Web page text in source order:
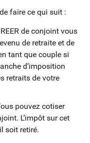
faire ce qui suit :
de conjoint vous
de retraite et de
tant que couple si
d’imposition
retraits de votre
pouvez cotiser
L’impôt sur cet
soit retiré.